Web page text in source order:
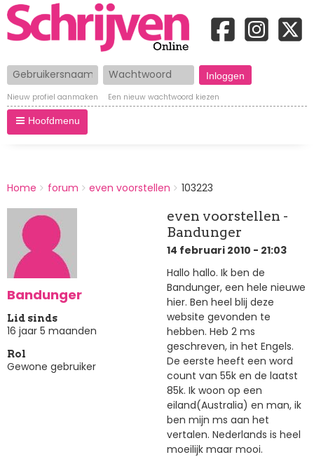
Gebruikersnaam Wachtwoord
Nieuw profiel aanmaken Een nieuw wachtwoord kiezen
Hoofdmenu
BREADCRUMBS
You
here:
Home forum even voorstellen 103223
Bandunger
Lid sinds
16 jaar 5 maanden
Rol
Gewone gebruiker
even voorstellen -
Bandunger
14 februari 2010 - 21:03
Hallo hallo. Ik ben de
Bandunger, een hele nieuwe
hier. Ben heel blij deze
website gevonden te
hebben. Heb 2 ms
geschreven, in het Engels.
De eerste heeft een word
count van 55k en de laatst
85k. Ik woon op een
eiland(Australia) en man, ik
ben mijn ms aan het
vertalen. Nederlands is heel
moeilijk maar mooi.